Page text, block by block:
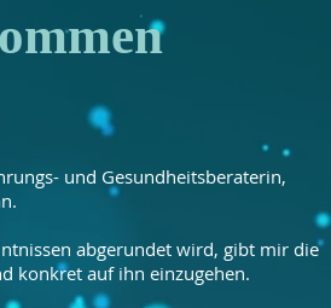
und Gesundheitsberaterin,
abgerundet wird, gibt mir die
konkret auf ihn einzugehen.